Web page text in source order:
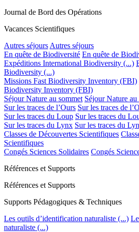
Journal de Bord des Opérations
Vacances Scientifiques
Autres séjours Autres séjours
En quête de Biodiversité En quête de
Expéditions International Biodiversity (...)
Biodiversity (...)
Missions Fast Biodiversity Inventory (FBI)
Biodiversity Inventory (FBI)
Séjour Nature au sommet Séjour Nature au
Sur les traces de l’Ours Sur les traces de
Sur les traces du Loup Sur les traces du
Sur les traces du Lynx Sur les traces du
Classes de Découvertes Scientifiques
Scientifiques
Congés Sciences Solidaires Congés
Références et Supports
Références et Supports
Supports Pédagogiques & Techniques
Les outils d’identification naturaliste (...)
naturaliste (...)